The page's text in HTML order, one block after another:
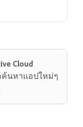
Cloud
ค้นหาแอปใหม่ๆ